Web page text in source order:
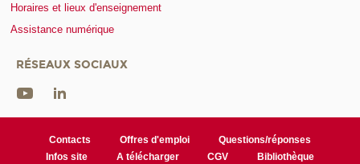
Horaires et lieux d'enseignement
Assistance numérique
RÉSEAUX SOCIAUX
Contacts Offres d'emploi
Questions/réponses
Infos site
A télécharger CGV Bibliothèque